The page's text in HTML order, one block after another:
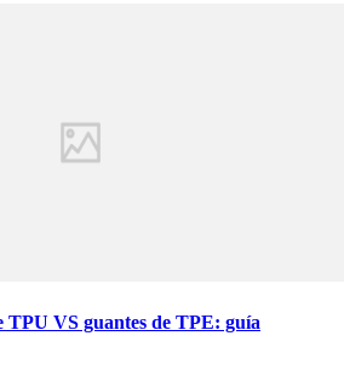
TPU VS guantes de TPE: guía